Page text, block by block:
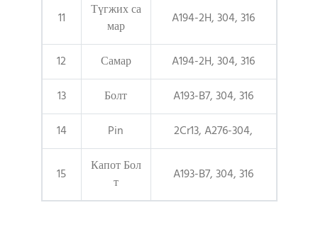
11
Түгжих са
мар
A194-2H, 304, 316
12 Самар
A194-2H, 304, 316
13
Болт
A193-B7, 304, 316
14
Pin 2Cr13, A276-304,
15
Капот Бол
т
A193-B7, 304, 316